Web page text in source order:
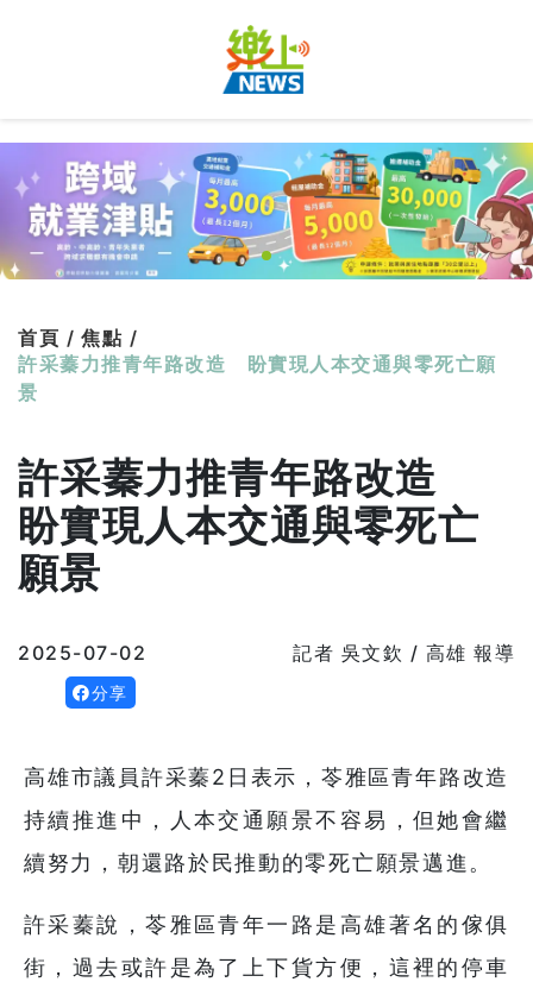
首頁 / 焦點 /
許采蓁力推青年路改造 盼實現人本交通與零死亡願
景
許采蓁力推青年路改造
盼實現人本交通與零死亡
願景
2025-07-02 記者 吳文欽 / 高雄 報導
分享
高雄市議員許采蓁2日表示，苓雅區青年路改造
持續推進中，人本交通願景不容易，但她會繼
續努力，朝還路於民推動的零死亡願景邁進。
許采蓁說，苓雅區青年一路是高雄著名的傢俱
街，過去或許是為了上下貨方便，這裡的停車